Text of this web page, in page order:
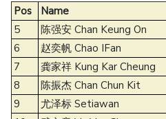
Pos Name
5
陈强安 Chan Keung On
6
赵奕帆 Chao IFan
7
龚家祥 Kung Kar Cheung
8
陈振杰 Chan Chun Kit
9
尤泽标 Setiawan